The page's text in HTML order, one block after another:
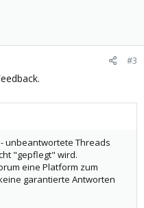
#3
unbeantwortete Threads
"gepflegt" wird.
eine Platform zum
garantierte Antworten